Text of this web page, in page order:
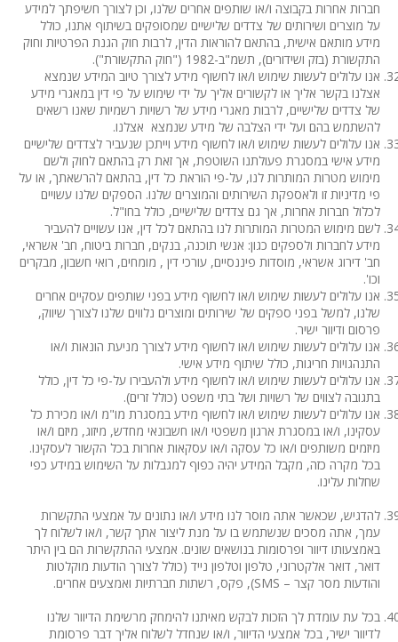
חברות אחרות בקבוצה ו/או שותפים אחרים שלנו, וכן לצורך חשיפתך למידע
על מוצרים ושירותים של צדדים שלישיים שמסופקים בשיתוף אתנו, כולל
מידע מותאם אישית, בהתאם להוראות הדין, לרבות חוק הגנת הפרטיות וחוק
התקשורת (בזק ושידורים), תשמ"ב-1982 ("חוק התקשורת").
אנו עלולים לעשות שימוש ו/או לחשוף מידע לצורך טיוב המידע שנמצא
אצלנו בקשר אליך או לקשורים אליך על ידי שימוש על פי דין במאגרי מידע
של צדדים שלישיים, לרבות מאגרי מידע של רשויות רשמיות שאנו רשאים
להשתמש בהם ועל ידי הצלבה של מידע שנמצא אצלנו.
אנו עלולים לעשות שימוש ו/או לחשוף מידע וייתכן שנעביר לצדדים שלישיים
מידע אישי במסגרת פעולתנו השוטפת, אך זאת רק בהתאם לחוק ולשם
מימוש מטרות המותרות לנו, על-פי הוראת כל דין, בהתאם להרשאתך, או על
פי מדיניות זו ולאספקת השירותים והמוצרים שלנו. הספקים שלנו עשויים
לכלול חברות אחרות, אך גם צדדים שלישיים, כולל בחו"ל.
לשם מימוש המטרות המותרות לנו בהתאם לכל דין, אנו עשויים להעביר
מידע לחברות ולספקים כגון: אנשי תוכנה, בנקים, חברות ביטוח, חב' אשראי,
חב' דירוג אשראי, מוסדות פיננסיים, עורכי דין , מומחים, רואי חשבון, מבקרים
וכו'.
אנו עלולים לעשות שימוש ו/או לחשוף מידע בפני שותפים עסקיים אחרים
שלנו, למשל בפני ספקים של שירותים ומוצרים נלווים שלנו לצורך שיווק,
פרסום ודיוור ישיר.
אנו עלולים לעשות שימוש ו/או לחשוף מידע לצורך מניעת הונאות ו/או
התנהגויות חריגות, כולל שיתוף מידע אישי.
אנו עלולים לעשות שימוש ו/או לחשוף מידע ולהעבירו על-פי כל דין, כולל
בתגובה לצווים של רשויות ושל בתי משפט (כולל זרים).
אנו עלולים לעשות שימוש ו/או לחשוף מידע במסגרת מו"מ ו/או מכירת כל
עסקינו, ו/או במסגרת ארגון משפטי ו/או חשבונאי מחדש, מיזוג, מיזם ו/או
מיזמים משותפים ו/או כל עסקה ו/או עסקאות אחרות בכל הקשור לעסקינו.
בכל מקרה כזה, מקבל המידע יהיה כפוף למגבלות על השימוש במידע כפי
שחלות עלינו.
להדגיש, שכאשר אתה מוסר לנו מידע ו/או נתונים על אמצעי התקשרות
עמך, אתה מסכים שנשתמש בו על מנת ליצור אתך קשר, ו/או לשלוח לך
באמצעותו דיוור ופרסומות בנושאים שונים. אמצעי ההתקשרות הם בין היתר
דואר, דואר אלקטרוני, טלפון וטלפון נייד (כולל לצורך הודעות מוקלטות
והודעות מסר קצר – SMS), פקס, רשתות חברתיות ואמצעים אחרים.
בכל עת עומדת לך הזכות לבקש מאיתנו להימחק מרשימת הדיוור שלנו
לדיוור ישיר, בכל אמצעי הדיוור, ו/או שנחדל לשלוח אליך דבר פרסומת